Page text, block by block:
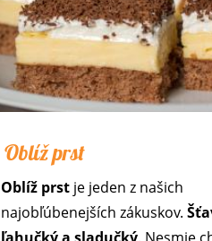
Oblíž prst
Oblíž prst je jeden z našich
najobľúbenejších zákuskov.